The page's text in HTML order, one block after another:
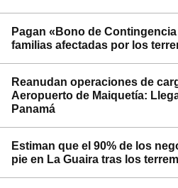
Pagan «Bono de
familias afectadas por los
Reanudan operaciones de
Aeropuerto de Maiquetía:
Panamá
Estiman que el 90% de los
pie en La Guaira tras los